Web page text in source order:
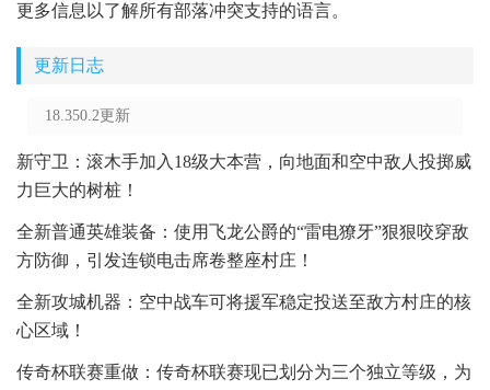
更多信息以了解所有部落冲突支持的语言。
更新日志
18.350.2更新
新守卫：滚木手加入18级大本营，向地面和空中敌人投掷威
力巨大的树桩！
全新普通英雄装备：使用飞龙公爵的“雷电獠牙”狠狠咬穿敌
方防御，引发连锁电击席卷整座村庄！
全新攻城机器：空中战车可将援军稳定投送至敌方村庄的核
心区域！
传奇杯联赛重做：传奇杯联赛现已划分为三个独立等级，为